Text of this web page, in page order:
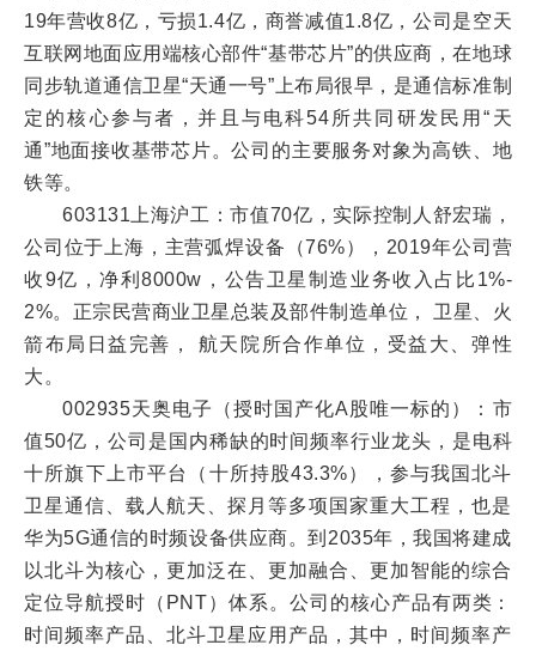
19年营收8亿，亏损1.4亿，商誉减值1.8亿，公司是空天
互联网地面应用端核心部件“基带芯片”的供应商，在地球
同步轨道通信卫星“天通一号”上布局很早，是通信标准制
定的核心参与者，并且与电科54所共同研发民用“天
通”地面接收基带芯片。公司的主要服务对象为高铁、地
铁等。
603131上海沪工：市值70亿，实际控制人舒宏瑞，
公司位于上海，主营弧焊设备（76%），2019年公司营
收9亿，净利8000w，公告卫星制造业务收入占比1%-
2%。正宗民营商业卫星总装及部件制造单位， 卫星、火
箭布局日益完善， 航天院所合作单位，受益大、弹性
大。
002935天奥电子（授时国产化A股唯一标的）：市
值50亿，公司是国内稀缺的时间频率行业龙头，是电科
十所旗下上市平台（十所持股43.3%），参与我国北斗
卫星通信、载人航天、探月等多项国家重大工程，也是
华为5G通信的时频设备供应商。到2035年，我国将建成
以北斗为核心，更加泛在、更加融合、更加智能的综合
定位导航授时（PNT）体系。公司的核心产品有两类：
时间频率产品、北斗卫星应用产品，其中，时间频率产